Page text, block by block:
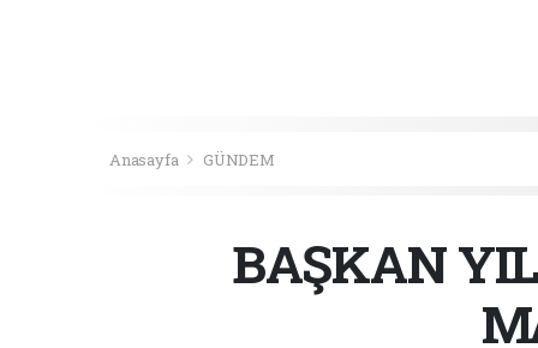
Anasayfa GÜNDEM
BAŞKAN